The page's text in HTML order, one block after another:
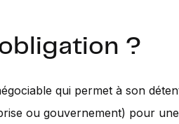
obligation ?
qui permet à son
ou gouvernement) pour